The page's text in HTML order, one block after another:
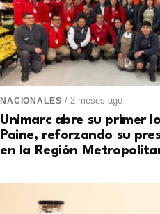
NACIONALES / 2 meses ago
Unimarc abre su primer
Paine, reforzando su
en la Región